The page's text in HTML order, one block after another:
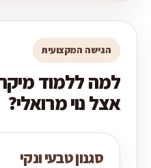
הגישה המקצועית
למה ללמוד
אצל נוי מרואלי?
סגנון טבעי ונקי